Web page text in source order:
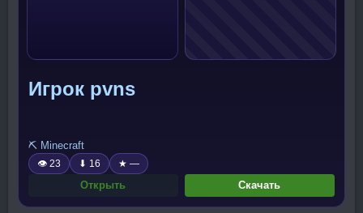
Игрок pvns
⛏️ Minecraft
👁 23 ⬇ 16 ★ —
Открыть Скачать